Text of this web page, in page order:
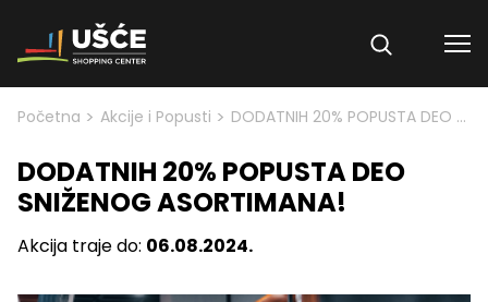
Skip to content
Početna > Akcije i Popusti > DODATNIH 20% POPUSTA DEO SNIŽENOG ASORTIMANA!
DODATNIH 20% POPUSTA DEO
SNIŽENOG ASORTIMANA!
Akcija traje do: 06.08.2024.